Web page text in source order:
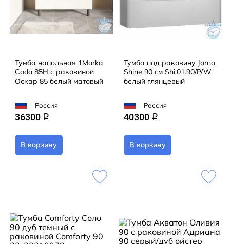
Тумба напольная 1Marka
Coda 85Н с раковиной
Оскар 85 белый матовый
Россия
36300 q
В корзину
Тумба под раковину Jorno
Shine 90 см Shi.01.90/P/W
белый глянцевый
Россия
40300 q
В корзину